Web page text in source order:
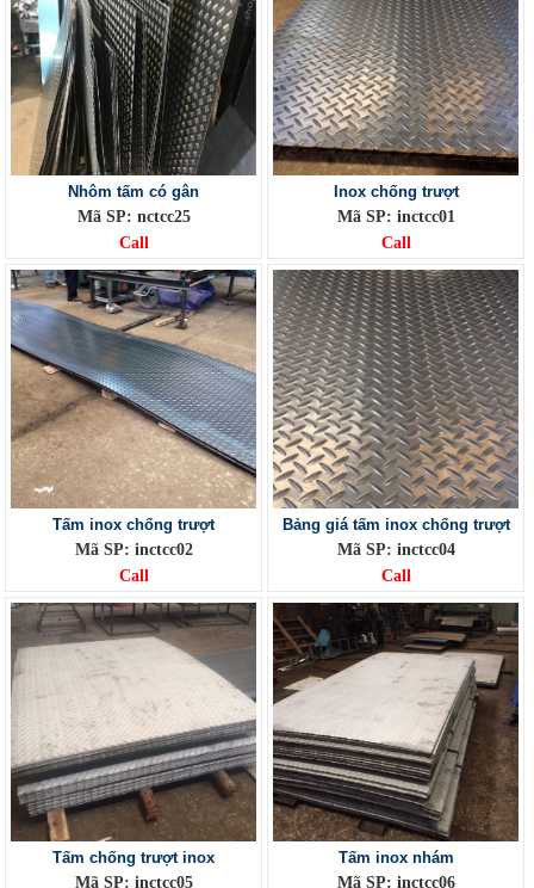
Nhôm tấm có gân
Mã SP: nctcc25
Call
Inox chống trượt
Mã SP: inctcc01
Call
Tấm inox chống trượt
Mã SP: inctcc02
Call
Bảng giá tấm inox chống trượt
Mã SP: inctcc04
Call
Tấm chống trượt inox
Mã SP: inctcc05
Tấm inox nhám
Mã SP: inctcc06